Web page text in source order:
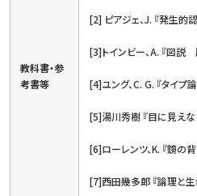
教科書・参
考書等
[2] ピアジェ、J. 『発生的
[3]トインビー、A. 『図説
[4]ユング、C. G. 『タイプ論
[5]湯川秀樹 『目に見えな
[6]ローレンツ、K. 『鏡の背
[7]西田幾多郎 『論理と生